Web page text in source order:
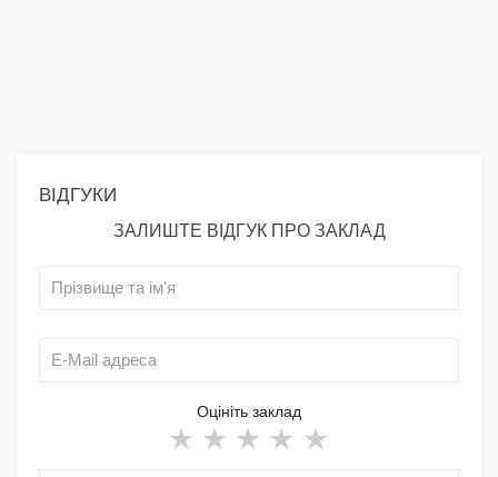
ВІДГУКИ
ЗАЛИШТЕ ВІДГУК ПРО ЗАКЛАД
Оцініть заклад